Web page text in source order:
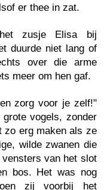
er thee in zat.
zusje Elisa bij
duurde niet lang of
over die arme
meer om hen gaf.
zorg voor je zelf!"
vogels, zonder
zo erg maken als ze
wilde zwanen die
van het slot
bos. Het was nog
zij voorbij het